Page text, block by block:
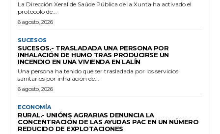
La Dirección Xeral de Saúde Pública de la Xunta ha activado el
protocolo de...
6 agosto, 2026
SUCESOS
SUCESOS.- TRASLADADA UNA PERSONA POR
INHALACIÓN DE HUMO TRAS PRODUCIRSE UN
INCENDIO EN UNA VIVIENDA EN LALÍN
Una persona ha tenido que ser trasladada por los servicios
sanitarios por inhalación de...
6 agosto, 2026
ECONOMÍA
RURAL.- UNIÓNS AGRARIAS DENUNCIA LA
CONCENTRACIÓN DE LAS AYUDAS PAC EN UN NÚMERO
REDUCIDO DE EXPLOTACIONES